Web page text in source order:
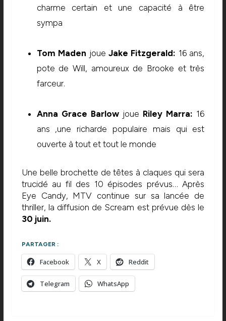
charme certain et une capacité à être
sympa
Tom Maden joueJake Fitzgerald: 16 ans,
pote de Will, amoureux de Brooke et très
farceur.
Anna Grace Barlowjoue Riley Marra: 16
ans ,une richarde populaire mais qui est
ouverte à tout et tout le monde
Une belle brochette de têtes à claques qui sera
trucidé au fil des 10 épisodes prévus… Après
Eye Candy, MTV continue sur sa lancée de
thriller, la diffusion de Scream est prévue dès le
30 juin.
PARTAGER :
Facebook X Reddit
Telegram WhatsApp